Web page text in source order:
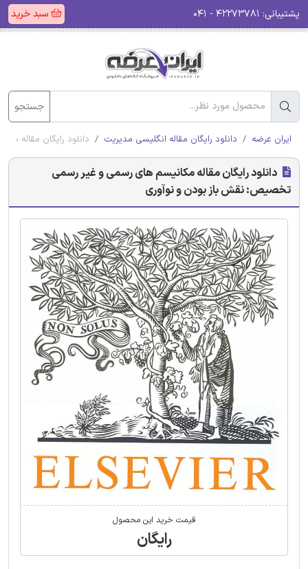
پشتیبانی: سبد خرید
جستجو
ایران عرضه دانلود رایگان مقاله انگلیسی مدیریت دانلود رایگان مقاله
دانلود رایگان مقاله مکانیسم های رسمی و غیر رسمی
تخصیص: نقش باز بودن و نوآوری
قیمت خرید این محصول
رایگان